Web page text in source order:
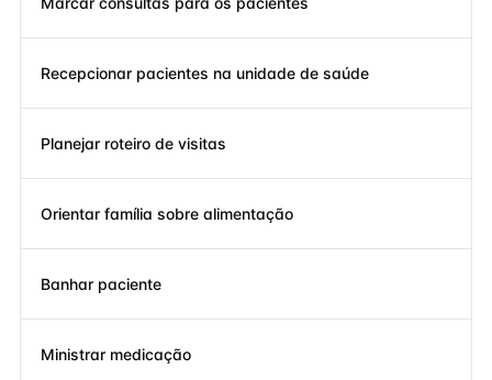
Recepcionar pacientes na unidade de saúde
Planejar roteiro de visitas
Orientar família sobre alimentação
Banhar paciente
Ministrar medicação